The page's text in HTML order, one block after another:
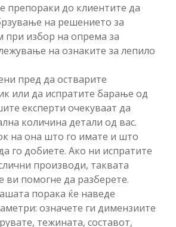
препораки до клиентите да
на решението за
избор на опрема за
на ознаките за лепило
пред да остварите
или да испратите барање од
експерти очекуваат да
количина детали од вас.
на она што го имате и што
го добиете. Ако ни испратите
производи, таквата
ви помогне да разберете.
порака ќе наведе
означете ги димензиите
тежината, составот,